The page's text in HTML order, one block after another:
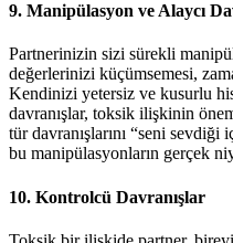
9. Manipülasyon ve Alaycı
Partnerinizin sizi sürekli
değerlerinizi küçümsemesi,
Kendinizi yetersiz ve kusurlu
davranışlar, toksik ilişkinin
tür davranışlarını “seni sevdiği
bu manipülasyonların gerçek
10. Kontrolcü Davranışlar